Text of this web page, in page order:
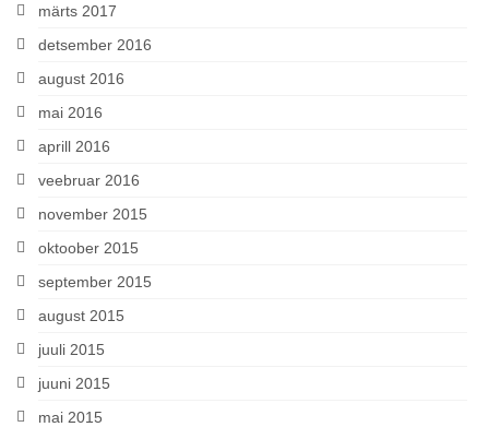
märts 2017
detsember 2016
august 2016
mai 2016
aprill 2016
veebruar 2016
november 2015
oktoober 2015
september 2015
august 2015
juuli 2015
juuni 2015
mai 2015